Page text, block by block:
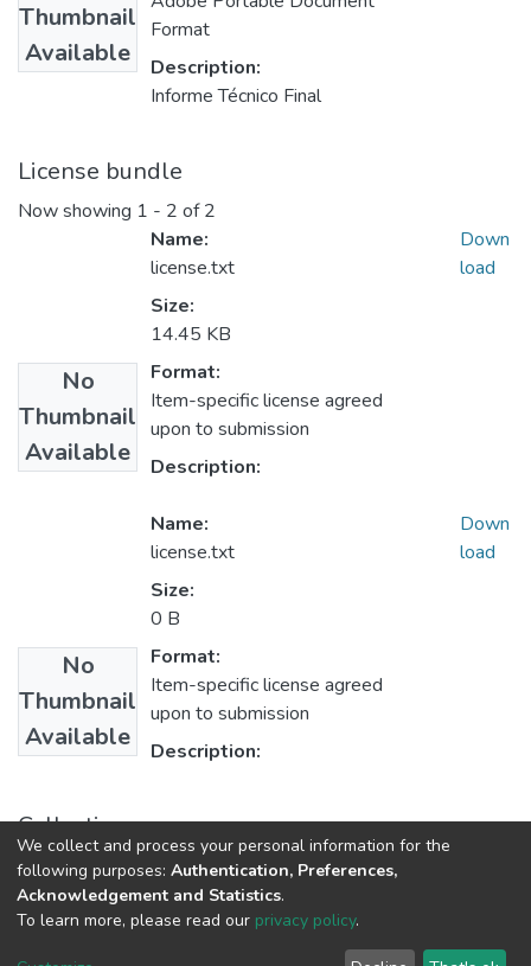
Thumbnail
Available
Format
Description:
Informe Técnico Final
License bundle
Now showing 1 - 2 of 2
No
Thumbnail
Available
Name:
license.txt
Size:
14.45 KB
Format:
Item-specific license agreed
upon to submission
Description:
Down
load
No
Thumbnail
Available
Name:
license.txt
Size:
0 B
Format:
Item-specific license agreed
upon to submission
Description:
Down
load
Collections
1.1.2. Informes Finales
DSpace software copyright © 2002-2026
We collect and process your personal information for the
following purposes: Authentication, Preferences,
Acknowledgement and Statistics.
To learn more, please read our privacy policy.